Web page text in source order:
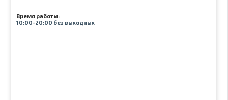
Время работы:
10:00-20:00 без выходных